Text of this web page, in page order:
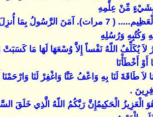
بِشَيْءٍ مِّنْ عِلْمِهِ
إِلاَّ بِمَا شَاء وَسِعَ كُرْسِيُّهُ السَّمَاوَاتِ وَالأَرْضَ وَلاَ يَؤُودُهُ حِفْظُهُمَا وَهُوَ
وَكُتُبِهِ وَرُسُلِهِ
يُكَلِّفُ اللّهُ نَفْساً إِلاَّ وُسْعَهَا لَهَا مَا كَسَبَتْ
أَوْ أَخْطَأْنَا
لاَ طَاقَةَ لَنَا بِهِ وَاعْفُ عَنَّا وَاغْفِرْ لَنَا
.
هُوَ الْعَزِيزُ الْحَكِيمُإِنَّ رَبَّكُمُ اللّهُ الَّذِي